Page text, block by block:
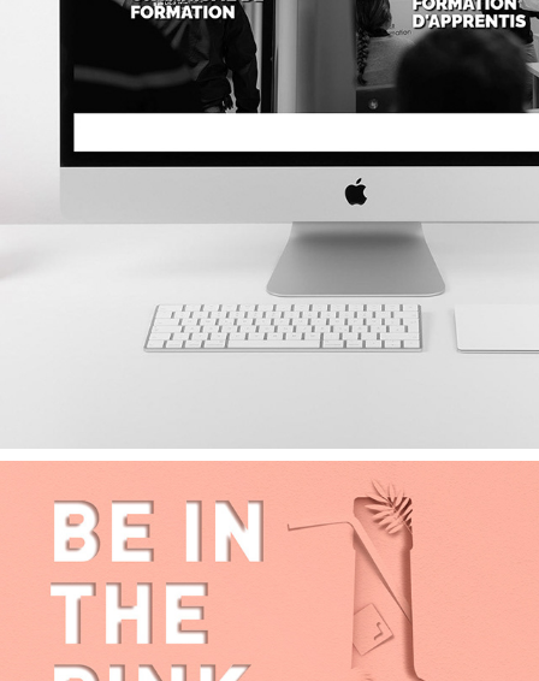
LA FABRIQUE DES MÉTIERS